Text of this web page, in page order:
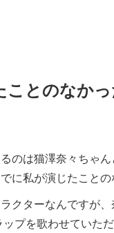
ことのなか
のは猫澤奈々ちゃん
に私が演じたことの
クターなんですが
プを歌わせていた